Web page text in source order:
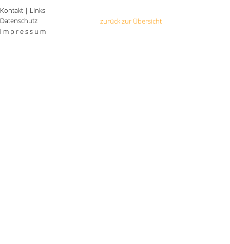
zurück zur Übersicht
Kontakt | Links
Datenschutz
I m p r e s s u m